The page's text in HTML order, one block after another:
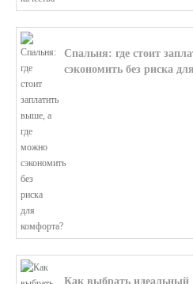
Спальня: где стоит
сэкономить без риска
Как выбрать идеальный